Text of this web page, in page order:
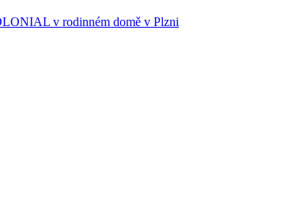
v rodinném domě v Plzni